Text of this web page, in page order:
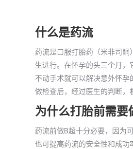
什么是药流
药流是口服打胎药（米非司
生进行。在怀孕的头三个月，
不动手术就可以解决意外怀
做检查后，经过医生的判断，
为什么打胎前需要
药流前做B超十分必要，因为
也可提高药流的安全性和成功